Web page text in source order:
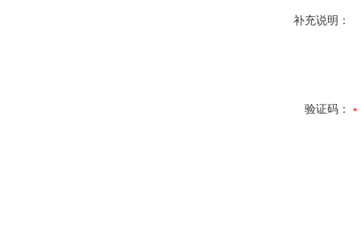
补充说明：
验证码：